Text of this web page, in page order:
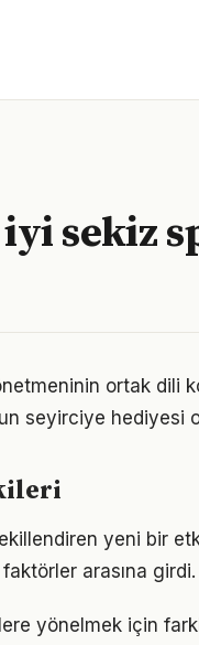
iyi sekiz
ortak dili
seyirciye hediyesi
yeni bir
arasına girdi.
yönelmek için